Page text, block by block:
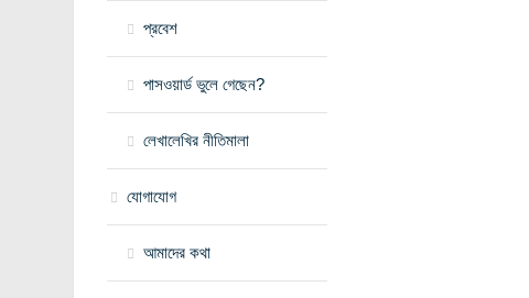
প্রবেশ
পাসওয়ার্ড ভুলে গেছেন?
লেখালেখির নীতিমালা
যোগাযোগ
আমাদের কথা